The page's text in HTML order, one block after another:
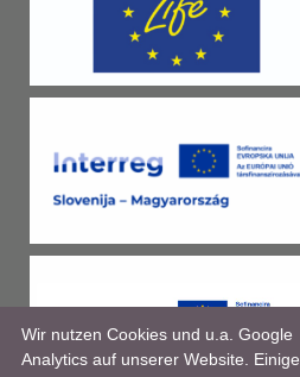
Wir nutzen Cookies und u.a. Google
Analytics auf unserer Website. Einige